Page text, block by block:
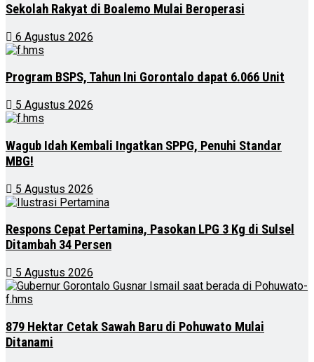
Sekolah Rakyat di Boalemo Mulai Beroperasi
6 Agustus 2026
Program BSPS, Tahun Ini Gorontalo dapat 6.066 Unit
5 Agustus 2026
Wagub Idah Kembali Ingatkan SPPG, Penuhi Standar
MBG!
5 Agustus 2026
Respons Cepat Pertamina, Pasokan LPG 3 Kg di Sulsel
Ditambah 34 Persen
5 Agustus 2026
879 Hektar Cetak Sawah Baru di Pohuwato Mulai
Ditanami